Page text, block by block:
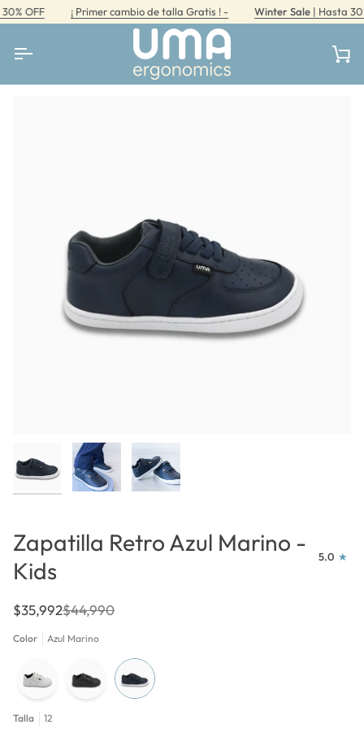
Ir
directamente
contenido
OFF ¡ Primer cambio de talla Gratis ! - Winter Sale| Hasta 30%
Zapatilla Retro Azul Marino -
Kids
5.0
$35,992$44,990
Color Azul Marino
Talla 12